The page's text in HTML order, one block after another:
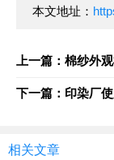
本文地址：
上一篇：棉纱外
下一篇：印染厂
相关文章